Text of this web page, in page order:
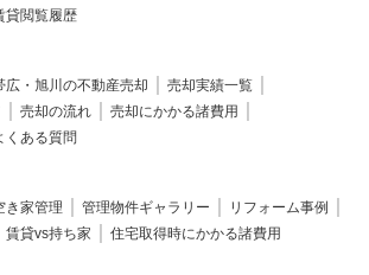
貸閲覧履歴
広・旭川の不動産売却
売却実績一覧
売却の流れ
売却にかかる諸費用
くある質問
き家管理 管理物件ギャラリー
リフォーム事例
賃貸vs持ち家 住宅取得時にかかる諸費用